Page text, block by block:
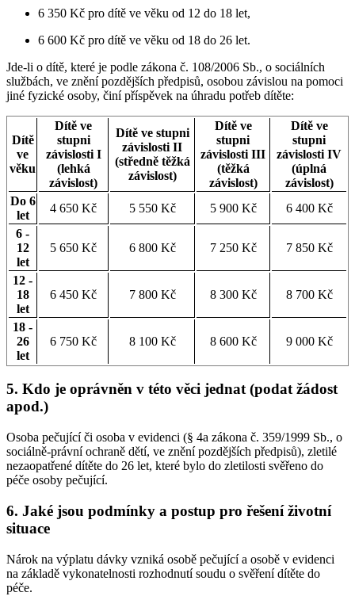
6 350 Kč pro dítě ve věku od 12 do 18 let,
6 600 Kč pro dítě ve věku od 18 do 26 let.
Jde-li o dítě, které je podle zákona č. 108/2006 Sb., o sociálních
službách, ve znění pozdějších předpisů, osobou závislou na pomoci
jiné fyzické osoby, činí příspěvek na úhradu potřeb dítěte:
Dítě
ve
věku
Dítě ve
stupni
závislosti I
(lehká
závislost)
Dítě ve stupni
závislosti II
(středně těžká
závislost)
Dítě ve
stupni
závislosti III
(těžká
závislost)
Dítě ve
stupni
závislosti IV
(úplná
závislost)
Do 6
let
4 650 Kč 5 550 Kč 5 900 Kč
6 400 Kč
6 -
12
let
5 650 Kč 6 800 Kč 7 250 Kč 7 850 Kč
12 -
18
let
6 450 Kč 7 800 Kč 8 300 Kč 8 700 Kč
18 -
26
let
6 750 Kč 8 100 Kč 8 600 Kč 9 000 Kč
5. Kdo je oprávněn v této věci jednat (podat žádost
apod.)
Osoba pečující či osoba v evidenci (§ 4a zákona č. 359/1999 Sb., o
sociálně-právní ochraně dětí, ve znění pozdějších předpisů), zletilé
nezaopatřené dítěte do 26 let, které bylo do zletilosti svěřeno do
péče osoby pečující.
6. Jaké jsou podmínky a postup pro řešení životní
situace
Nárok na výplatu dávky vzniká osobě pečující a osobě v evidenci
na základě vykonatelnosti rozhodnutí soudu o svěření dítěte do
péče.